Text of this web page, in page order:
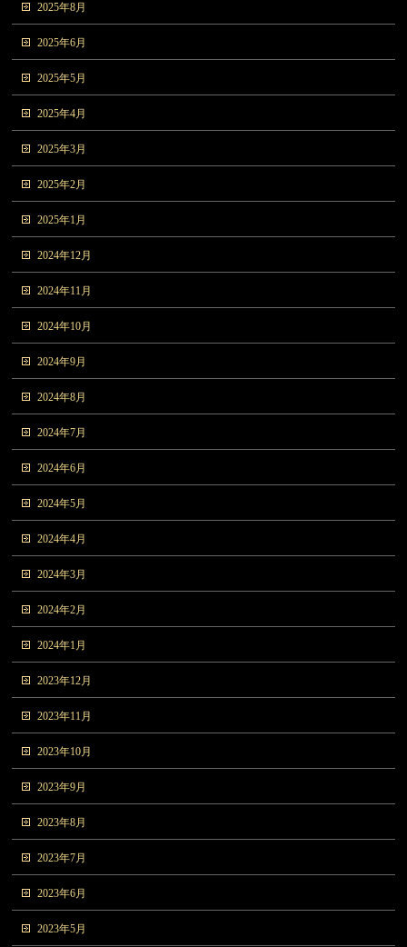
2025年8月
2025年6月
2025年5月
2025年4月
2025年3月
2025年2月
2025年1月
2024年12月
2024年11月
2024年10月
2024年9月
2024年8月
2024年7月
2024年6月
2024年5月
2024年4月
2024年3月
2024年2月
2024年1月
2023年12月
2023年11月
2023年10月
2023年9月
2023年8月
2023年7月
2023年6月
2023年5月